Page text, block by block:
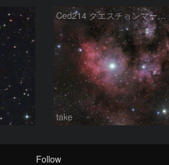
Ced214 クエスチョンマーク星雲の“心臓部”
take
Follow